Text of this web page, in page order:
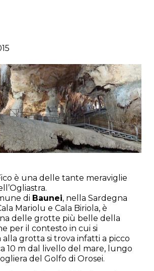
è una delle tante meraviglie
di Baunei, nella Sardegna
Mariolu e Cala Biriola, è
delle grotte più belle della
per il contesto in cui si
alla grotta si trova infatti a picco
10 m dal livello del mare, lungo
del Golfo di Orosei.